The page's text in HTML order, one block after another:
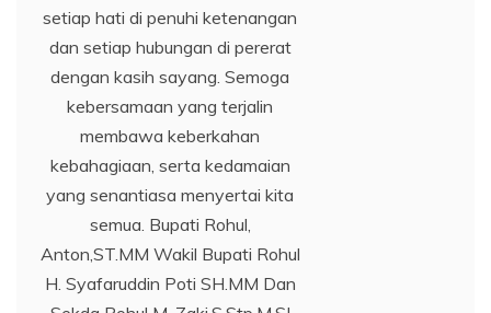
setiap hati di penuhi ketenangan
dan setiap hubungan di pererat
dengan kasih sayang. Semoga
kebersamaan yang terjalin
membawa keberkahan
kebahagiaan, serta kedamaian
yang senantiasa menyertai kita
semua. Bupati Rohul,
Anton,ST.MM Wakil Bupati Rohul
H. Syafaruddin Poti SH.MM Dan